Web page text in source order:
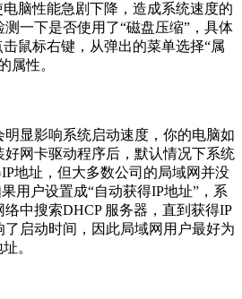
电脑性能急剧下降，造成系统速度的
一下是否使用了“磁盘压缩”，具体
鼠标右键，从弹出的菜单选择“属
属性。
明显影响系统启动速度，你的电脑如
网卡驱动程序后，默认情况下系统
地址，但大多数公司的局域网并没
用户设置成“自动获得IP地址”，系
中搜索DHCP 服务器，直到获得IP
启动时间，因此局域网用户最好为
。